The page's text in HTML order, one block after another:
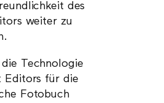
des
weiter zu
Technologie
Editors für die
Fotobuch